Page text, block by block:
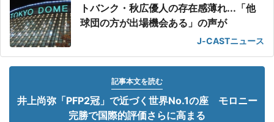
トバンク・秋広優人の存在感薄れ...「他
球団の方が出場機会ある」の声が
J-CASTニュース
記事本文を読む
井上尚弥「PFP2冠」で近づく世界No.1の座 モロニー
完勝で国際的評価さらに高まる